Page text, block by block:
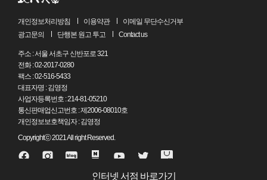
인터넷 서점 바로가기
개인정보처리방침 이용약관
이메일 무단수신거부
광고문의
단행본 원고 투고 Contact us
주소 : 서울 서초구 신반포로 321
전화 : 02-2017-0280
팩스 : 02-516-5433
대표자명 : 김영정
사업자등록번호 : 214-81-05210
통신판매업신고번호 : 제2006-08010호
개인정보보호책임자 : 김영정
Copyrightⓒ 2021 All right Reserved.